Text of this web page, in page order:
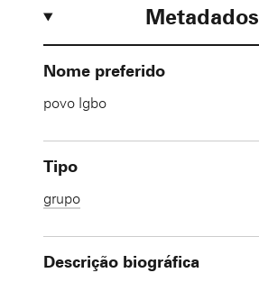
Metadados
Nome preferido
povo Igbo
Tipo
grupo
Descrição biográfica